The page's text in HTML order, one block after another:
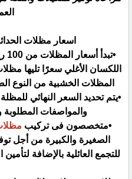
اسعار مظلات
اللكسان الأغلي سعرًا تليها
المظلات الخشبية من النوع
•يتم تحديد السعر النهائي
والمواصفات
•متخصصون فى تركيب
الصغيرة والكبيرة من أجل
للتجمع العائلية بالإضافة